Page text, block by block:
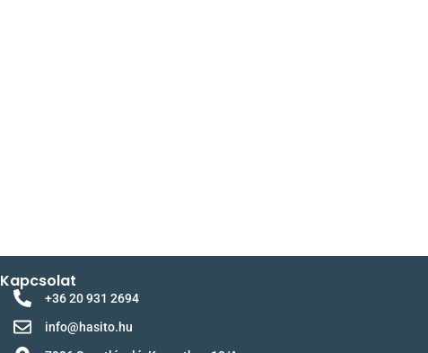
Kapcsolat
+36 20 931 2694
info@hasito.hu